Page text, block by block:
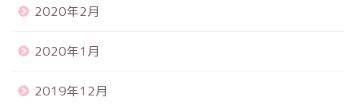
2020年2月
2020年1月
2019年12月